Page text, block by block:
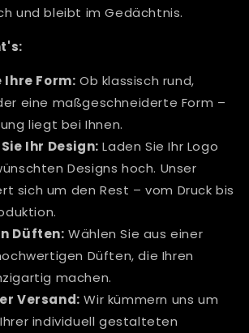
und bleibt im Gedächtnis.
Ihre Form: Ob klassisch rund,
eine maßgeschneiderte Form –
liegt bei Ihnen.
Ihr Design: Laden Sie Ihr Logo
Designs hoch. Unser
sich um den Rest – vom Druck bis
Düften: Wählen Sie aus einer
Düften, die Ihren
machen.
Versand: Wir kümmern uns um
individuell gestalteten